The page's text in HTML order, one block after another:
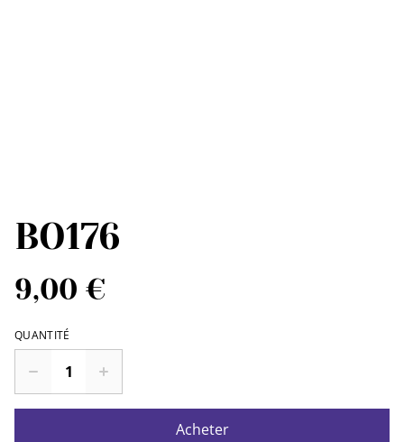
BO176
9,00 €
QUANTITÉ
Acheter